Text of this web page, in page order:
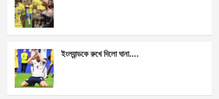
ইংল্যান্ডকে রুখে দিলো ঘানা….